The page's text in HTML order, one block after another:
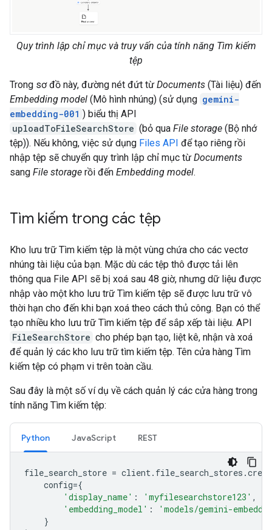
Quy trình lập chỉ mục và truy vấn của tính năng Tìm kiếm
tệp
Trong sơ đồ này, đường nét đứt từ Documents (Tài liệu) đến
Embedding model (Mô hình nhúng) (sử dụng gemini-
embedding-001 ) biểu thị API
uploadToFileSearchStore (bỏ qua File storage (Bộ nhớ
tệp)). Nếu không, việc sử dụng Files API để tạo riêng rồi
nhập tệp sẽ chuyển quy trình lập chỉ mục từ Documents
sang File storage rồi đến Embedding model.
Tìm kiếm trong các tệp
Kho lưu trữ Tìm kiếm tệp là một vùng chứa cho các vectơ
nhúng tài liệu của bạn. Mặc dù các tệp thô được tải lên
thông qua File API sẽ bị xoá sau 48 giờ, nhưng dữ liệu được
nhập vào một kho lưu trữ Tìm kiếm tệp sẽ được lưu trữ vô
thời hạn cho đến khi bạn xoá theo cách thủ công. Bạn có thể
tạo nhiều kho lưu trữ Tìm kiếm tệp để sắp xếp tài liệu. API
FileSearchStore cho phép bạn tạo, liệt kê, nhận và xoá
để quản lý các kho lưu trữ tìm kiếm tệp. Tên cửa hàng Tìm
kiếm tệp có phạm vi trên toàn cầu.
Sau đây là một số ví dụ về cách quản lý các cửa hàng trong
tính năng Tìm kiếm tệp:
Python JavaScript REST
file_search_store = client. file_search_stores .
config={
'display_name' : 'myfilesearchstore123' ,
'embedding_model' :
'models/gemini-
}